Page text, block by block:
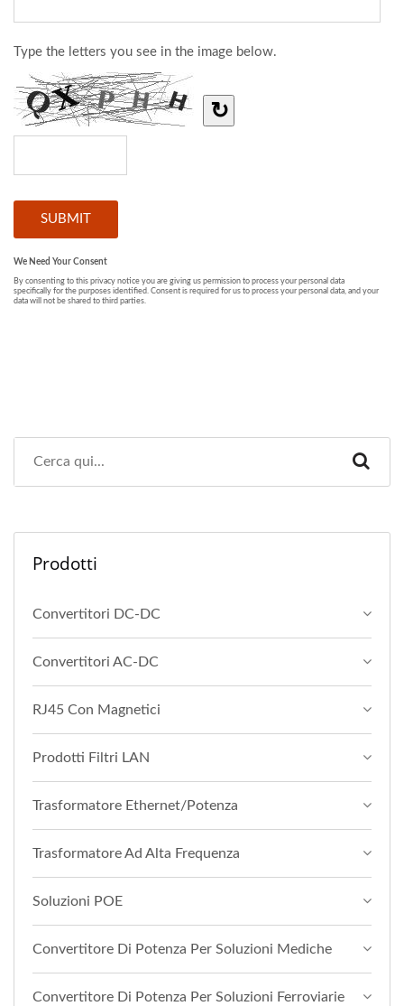
Prodotti
Convertitori DC-DC
Convertitori AC-DC
RJ45 Con Magnetici
Prodotti Filtri LAN
Trasformatore Ethernet/Potenza
Trasformatore Ad Alta Frequenza
Soluzioni POE
Convertitore Di Potenza Per Soluzioni Mediche
Convertitore Di Potenza Per Soluzioni Ferroviarie